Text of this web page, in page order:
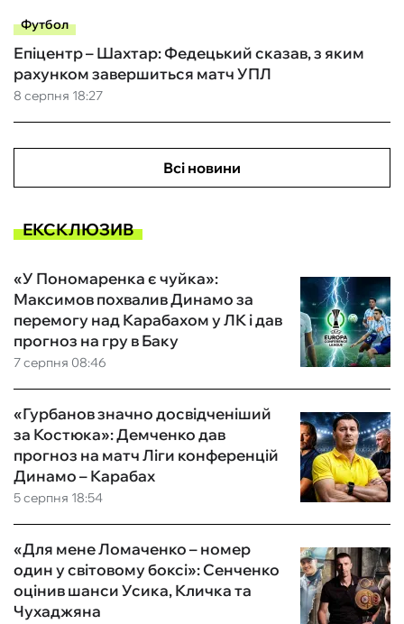
Футбол
8 серпня 18:27
Епіцентр – Шахтар: Федецький сказав, з яким
рахунком завершиться матч УПЛ
Всі новини
ЕКСКЛЮЗИВ
7 серпня 08:46
«У Пономаренка є чуйка»:
Максимов похвалив Динамо за
перемогу над Карабахом у ЛК і дав
прогноз на гру в Баку
5 серпня 18:54
«Гурбанов значно досвідченіший
за Костюка»: Демченко дав
прогноз на матч Ліги конференцій
Динамо – Карабах
«Для мене Ломаченко – номер
один у світовому боксі»: Сенченко
оцінив шанси Усика, Кличка та
Чухаджяна